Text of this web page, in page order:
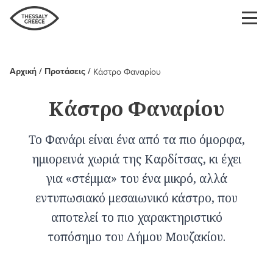
Παράκαμψη
προς
περιεχόμενο
Breadcrumb
Αρχική Προτάσεις Κάστρο Φαναρίου
Κάστρο Φαναρίου
Το Φανάρι είναι ένα από τα πιο όμορφα,
ημιορεινά χωριά της Καρδίτσας, κι έχει
για «στέμμα» του ένα μικρό, αλλά
εντυπωσιακό μεσαιωνικό κάστρο, που
αποτελεί το πιο χαρακτηριστικό
τοπόσημο του Δήμου Μουζακίου.